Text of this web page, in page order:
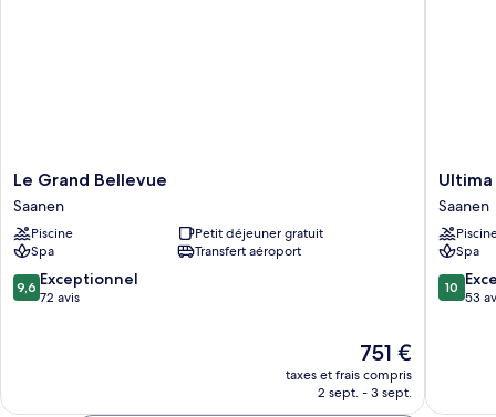
Le
Grand
Bellevue
Saanen
Le Grand Bellevue
Saanen
Piscine
Petit déjeuner gratuit
Spa
Transfert aéroport
9.6
sur
9,6 Exceptionnel
72 avis
Le
nouveau
prix
751 €
taxes et frais compris
2 sept. - 3 sept.
Ultima
Hotel
Gstaad
Saanen
Saanen
Spa
10.0
sur
10
53